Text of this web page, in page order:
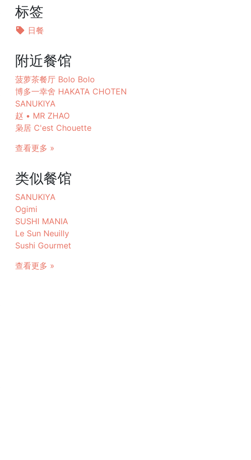
标签
日餐
附近餐馆
菠萝茶餐厅 Bolo Bolo
博多一幸舍 HAKATA CHOTEN
SANUKIYA
赵 • MR ZHAO
枭居 C'est Chouette
查看更多 »
类似餐馆
SANUKIYA
Ogimi
SUSHI MANIA
Le Sun Neuilly
Sushi Gourmet
查看更多 »